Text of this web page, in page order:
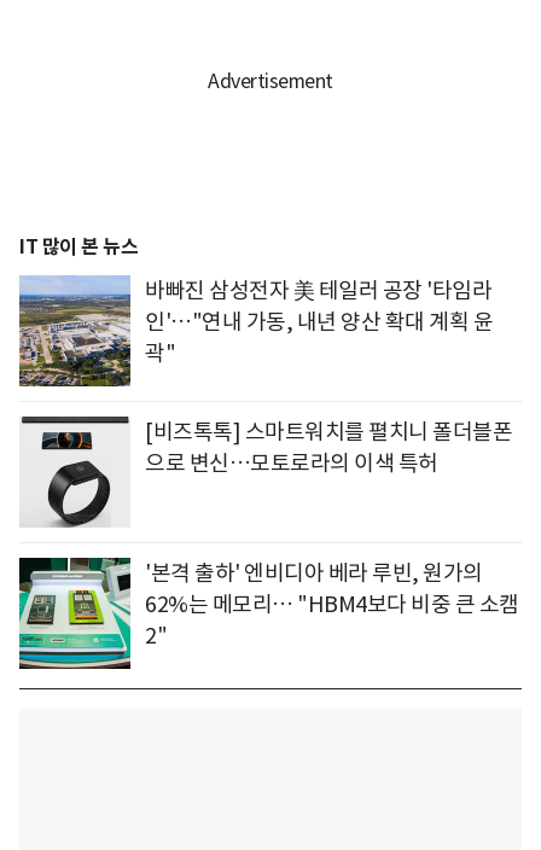
IT 많이 본 뉴스
바빠진 삼성전자 美 테일러 공장 '타임라
인'…"연내 가동, 내년 양산 확대 계획 윤
곽"
[비즈톡톡] 스마트워치를 펼치니 폴더블폰
으로 변신…모토로라의 이색 특허
'본격 출하' 엔비디아 베라 루빈, 원가의
62%는 메모리… "HBM4보다 비중 큰 소캠
2"